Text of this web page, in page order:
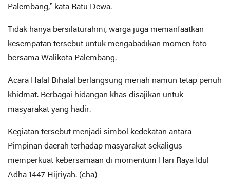
Palembang,” kata Ratu Dewa.
Tidak hanya bersilaturahmi, warga juga memanfaatkan
kesempatan tersebut untuk mengabadikan momen foto
bersama Walikota Palembang.
Acara Halal Bihalal berlangsung meriah namun tetap penuh
khidmat. Berbagai hidangan khas disajikan untuk
masyarakat yang hadir.
Kegiatan tersebut menjadi simbol kedekatan antara
Pimpinan daerah terhadap masyarakat sekaligus
memperkuat kebersamaan di momentum Hari Raya Idul
Adha 1447 Hijriyah. (cha)